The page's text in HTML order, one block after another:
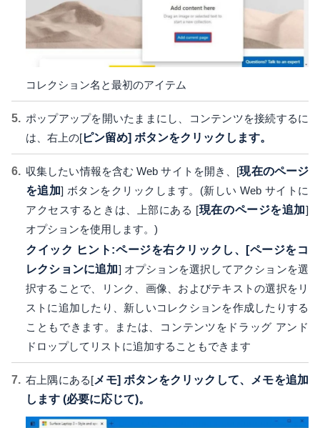
コレクション名と最初のアイテム
ポップアップを開いたままにし、コンテンツを接続するに
は、右上の[ピン留め] ボタンをクリックします。
収集したい情報を含む Web サイトを開き、[現在のページ
を追加] ボタンをクリックします。(新しい Web サイトに
アクセスするときは、上部にある [現在のページを追加]
オプションを使用します。)
クイック ヒント:ページを右クリックし、[ページをコ
レクションに追加] オプションを選択してアクションを選
択することで、リンク、画像、およびテキストの選択をリ
ストに追加したり、新しいコレクションを作成したりする
こともできます。または、コンテンツをドラッグ アンド
ドロップしてリストに追加することもできます
右上隅にある[メモ] ボタンをクリックして、メモを追加
します (必要に応じて)。